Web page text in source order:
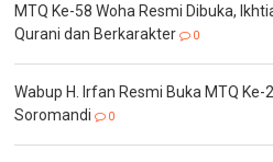
MTQ Ke-58 Woha Resmi Dibuka,
Qurani dan Berkarakter
0
Wabup H. Irfan Resmi Buka MTQ
Soromandi
0